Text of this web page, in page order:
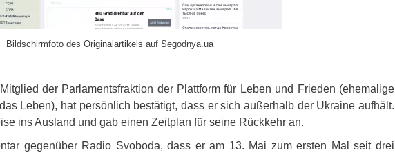
Bildschirmfoto des Originalartikels auf Segodnya.ua
der Parlamentsfraktion der Plattform für Leben und Frieden (ehemalige
Leben), hat persönlich bestätigt, dass er sich außerhalb der Ukraine aufhält.
ins Ausland und gab einen Zeitplan für seine Rückkehr an.
gegenüber Radio Svoboda, dass er am 13. Mai zum ersten Mal seit drei